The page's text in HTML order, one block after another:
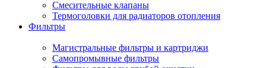
Смесительные клапаны
Термоголовки для радиаторов отопления
Фильтры
Магистральные фильтры и картриджи
Самопромывные фильтры